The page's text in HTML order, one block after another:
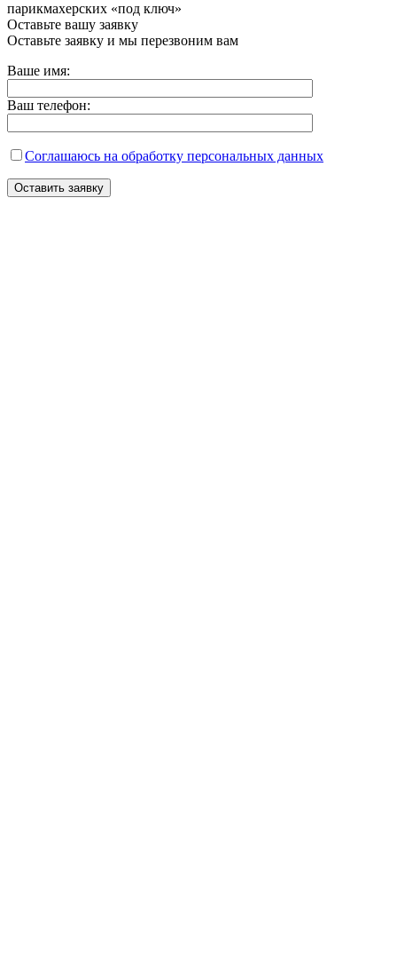
парикмахерских «под ключ»
Оставьте вашу заявку
Оставьте заявку и мы перезвоним вам
Ваше имя:
Ваш телефон:
Соглашаюсь на обработку персональных данных